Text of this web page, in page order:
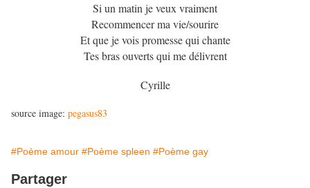
Si un matin je veux vraiment
Recommencer ma vie/sourire
Et que je vois promesse qui chante
Tes bras ouverts qui me délivrent
Cyrille
source image: pegasus83
#Poème amour #Poème spleen #Poème gay
Partager